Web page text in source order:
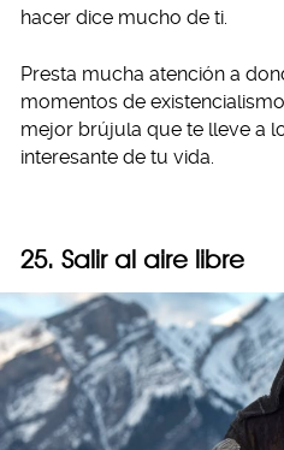
hacer dice mucho de ti.
Presta mucha atención a
momentos de
mejor brújula que te lleve a
interesante de tu vida.
25. Salir al aire libre